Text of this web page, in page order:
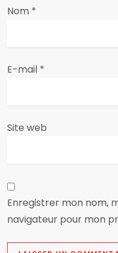
a
t
Nom *
E-mail *
Site web
Enregistrer mon nom,
navigateur pour mon